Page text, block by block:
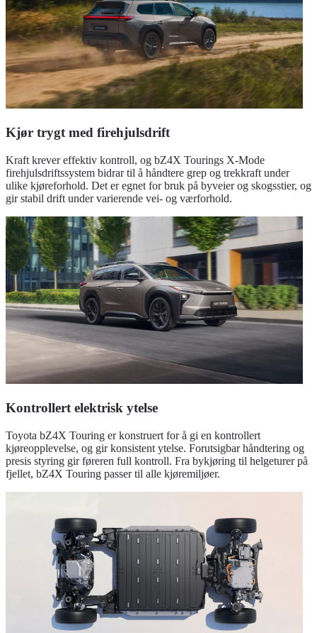
Kjør trygt med firehjulsdrift
Kraft krever effektiv kontroll, og bZ4X Tourings X-Mode
firehjulsdriftssystem bidrar til å håndtere grep og trekkraft under
ulike kjøreforhold. Det er egnet for bruk på byveier og skogsstier, og
gir stabil drift under varierende vei- og værforhold.
Kontrollert elektrisk ytelse
Toyota bZ4X Touring er konstruert for å gi en kontrollert
kjøreopplevelse, og gir konsistent ytelse. Forutsigbar håndtering og
presis styring gir føreren full kontroll. Fra bykjøring til helgeturer på
fjellet, bZ4X Touring passer til alle kjøremiljøer.